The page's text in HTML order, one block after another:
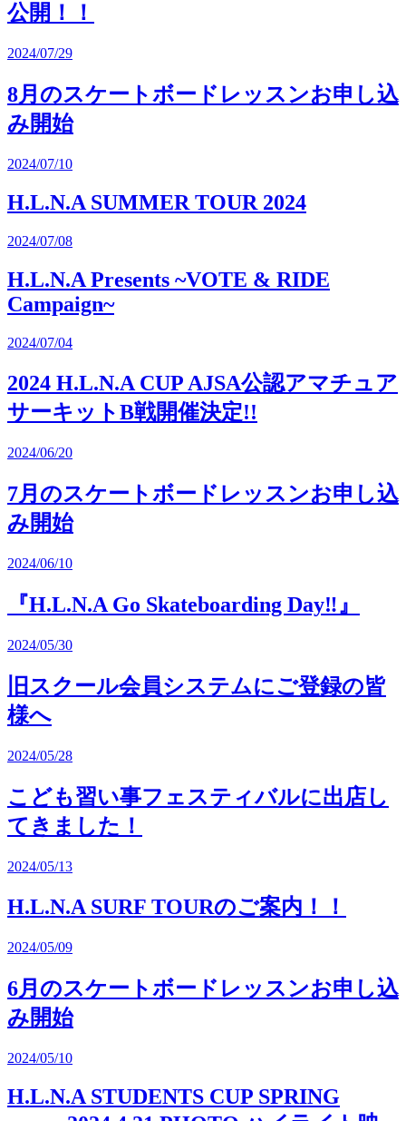
公開！！
2024/07/29
8月のスケートボードレッスンお申し込
み開始
2024/07/10
H.L.N.A SUMMER TOUR 2024
2024/07/08
H.L.N.A Presents ~VOTE & RIDE
Campaign~
2024/07/04
2024 H.L.N.A CUP AJSA公認アマチュア
サーキットB戦開催決定!!
2024/06/20
7月のスケートボードレッスンお申し込
み開始
2024/06/10
『H.L.N.A Go Skateboarding Day‼︎』
2024/05/30
旧スクール会員システムにご登録の皆
様へ
2024/05/28
こども習い事フェスティバルに出店し
てきました！
2024/05/13
H.L.N.A SURF TOURのご案内！！
2024/05/09
6月のスケートボードレッスンお申し込
み開始
2024/05/10
H.L.N.A STUDENTS CUP SPRING